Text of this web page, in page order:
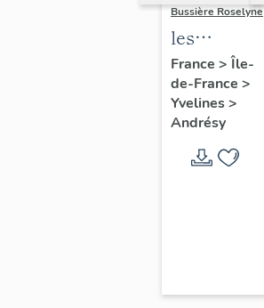
Bussière Roselyne
les
immeubles,
maisons et
fermes du
canton
d'Andrésy
France > Île-
de-France >
Yvelines>
Andrésy